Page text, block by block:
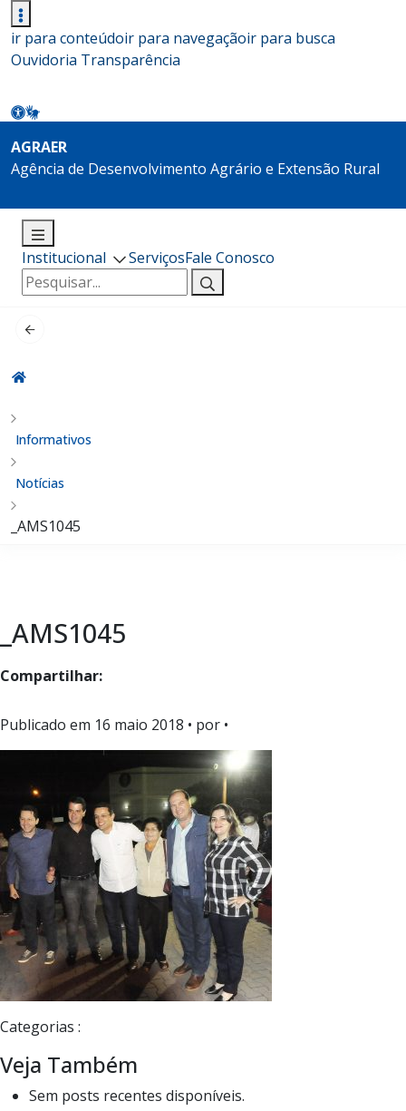
ir para conteúdoir para navegaçãoir para busca
Ouvidoria Transparência
AGRAER
Agência de Desenvolvimento Agrário e Extensão Rural
Institucional ServiçosFale Conosco
Pesquisar
por:
Informativos
Notícias
_AMS1045
_AMS1045
Compartilhar:
Publicado em 16 maio 2018 • por •
Categorias :
Veja Também
Sem posts recentes disponíveis.